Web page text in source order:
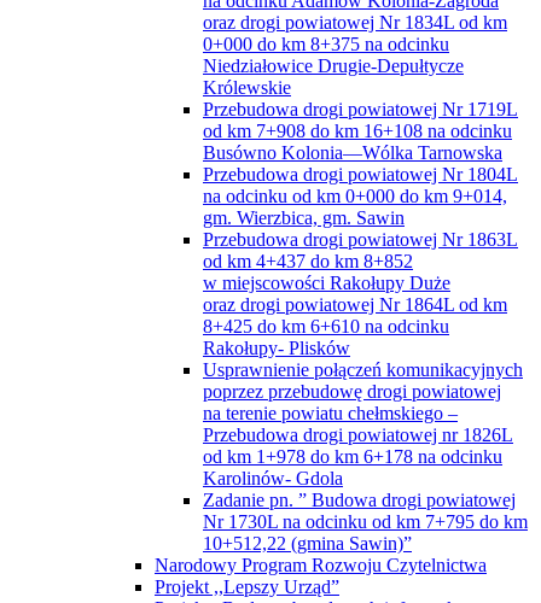
oraz drogi powiatowej Nr 1834L od km
0+000 do km 8+375 na odcinku
Niedziałowice Drugie-Depułtycze
Królewskie
Przebudowa drogi powiatowej Nr 1719L
od km 7+908 do km 16+108 na odcinku
Busówno Kolonia—Wólka Tarnowska
Przebudowa drogi powiatowej Nr 1804L
na odcinku od km 0+000 do km 9+014,
gm. Wierzbica, gm. Sawin
Przebudowa drogi powiatowej Nr 1863L
od km 4+437 do km 8+852
w miejscowości Rakołupy Duże
oraz drogi powiatowej Nr 1864L od km
8+425 do km 6+610 na odcinku
Rakołupy- Plisków
Usprawnienie połączeń komunikacyjnych
poprzez przebudowę drogi powiatowej
na terenie powiatu chełmskiego –
Przebudowa drogi powiatowej nr 1826L
od km 1+978 do km 6+178 na odcinku
Karolinów- Gdola
Zadanie pn. ” Budowa drogi powiatowej
Nr 1730L na odcinku od km 7+795 do km
10+512,22 (gmina Sawin)”
Narodowy Program Rozwoju Czytelnictwa
Projekt ,,Lepszy Urząd”